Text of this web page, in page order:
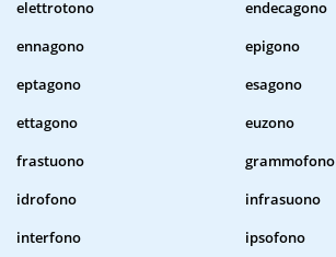
elettrotono
endecagono
ennagono
epigono
eptagono
esagono
ettagono
euzono
frastuono
grammofono
idrofono
infrasuono
interfono
ipsofono